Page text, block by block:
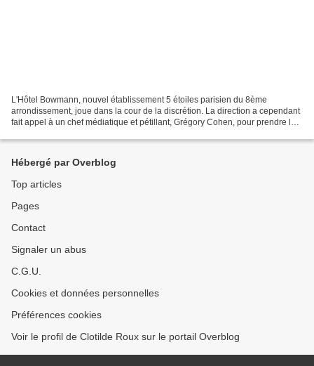
L'Hôtel Bowmann, nouvel établissement 5 étoiles parisien du 8ème
arrondissement, joue dans la cour de la discrétion. La direction a cependant
fait appel à un chef médiatique et pétillant, Grégory Cohen, pour prendre les
Hébergé par Overblog
Top articles
Pages
Contact
Signaler un abus
C.G.U.
Cookies et données personnelles
Préférences cookies
Voir le profil de Clotilde Roux sur le portail Overblog